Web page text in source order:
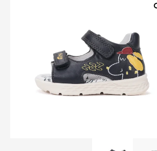
mennyiség